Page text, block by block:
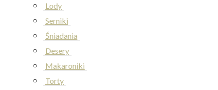
Lody
Serniki
Śniadania
Desery
Makaroniki
Torty